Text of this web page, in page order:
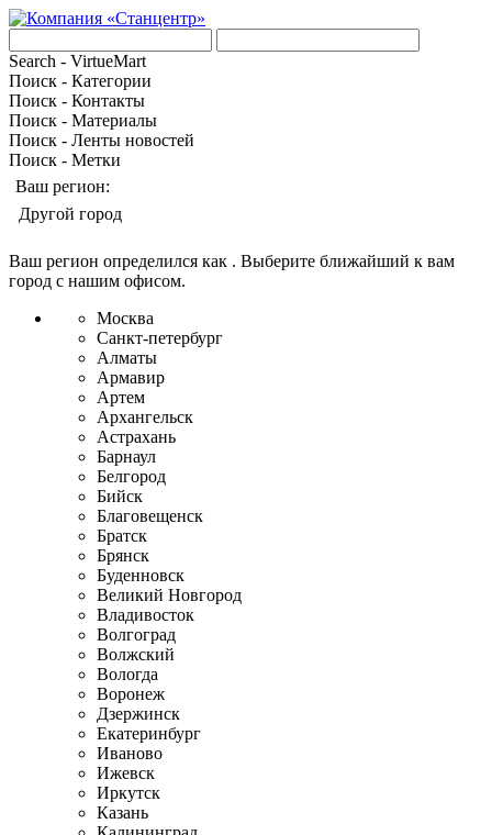
Search - VirtueMart
Поиск - Категории
Поиск - Контакты
Поиск - Материалы
Поиск - Ленты новостей
Поиск - Метки
Ваш регион:
Другой город
Ваш регион определился как . Выберите ближайший к вам
город с нашим офисом.
Москва
Санкт-петербург
Алматы
Армавир
Артем
Архангельск
Астрахань
Барнаул
Белгород
Бийск
Благовещенск
Братск
Брянск
Буденновск
Великий Новгород
Владивосток
Волгоград
Волжский
Вологда
Воронеж
Дзержинск
Екатеринбург
Иваново
Ижевск
Иркутск
Казань